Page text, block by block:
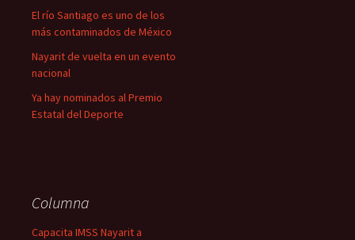
El río Santiago es uno de los
más contaminados de México
Nayarit de vuelta en un evento
nacional
Ya hay nominados al Premio
Estatal del Deporte
Columna
Capacita IMSS Nayarit a